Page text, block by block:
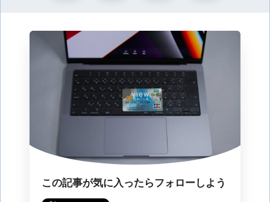
この記事が気に入ったらフォローしよう